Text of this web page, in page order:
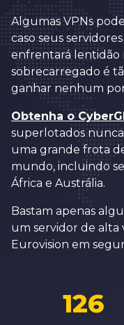
Algumas VPNs
caso seus
enfrentará lentidão
sobrecarregado é
ganhar nenhum
Obtenha o
superlotados
uma grande frota
mundo, incluindo
África e Austrália.
Bastam apenas
um servidor de alta
Eurovision em
126